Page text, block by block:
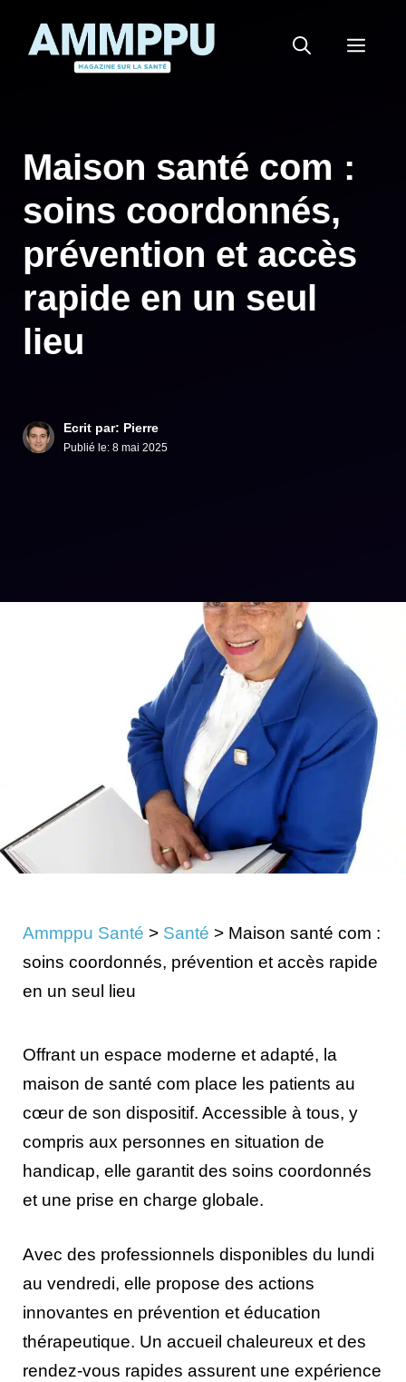
Maison santé com :
soins coordonnés,
prévention et accès
rapide en un seul
lieu
Ecrit par: Pierre
Publié le: 8 mai 2025
Ammppu Santé > Santé > Maison santé com :
soins coordonnés, prévention et accès rapide
en un seul lieu
Offrant un espace moderne et adapté, la
maison de santé com place les patients au
cœur de son dispositif. Accessible à tous, y
compris aux personnes en situation de
handicap, elle garantit des soins coordonnés
et une prise en charge globale.
Avec des professionnels disponibles du lundi
au vendredi, elle propose des actions
innovantes en prévention et éducation
thérapeutique. Un accueil chaleureux et des
rendez-vous rapides assurent une expérience